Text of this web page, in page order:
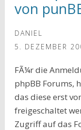
von
DANIEL
5. DEZEMBER
FÃ¼r die
phpBB Forums,
das diese erst
freigeschaltet
Zugriff auf das